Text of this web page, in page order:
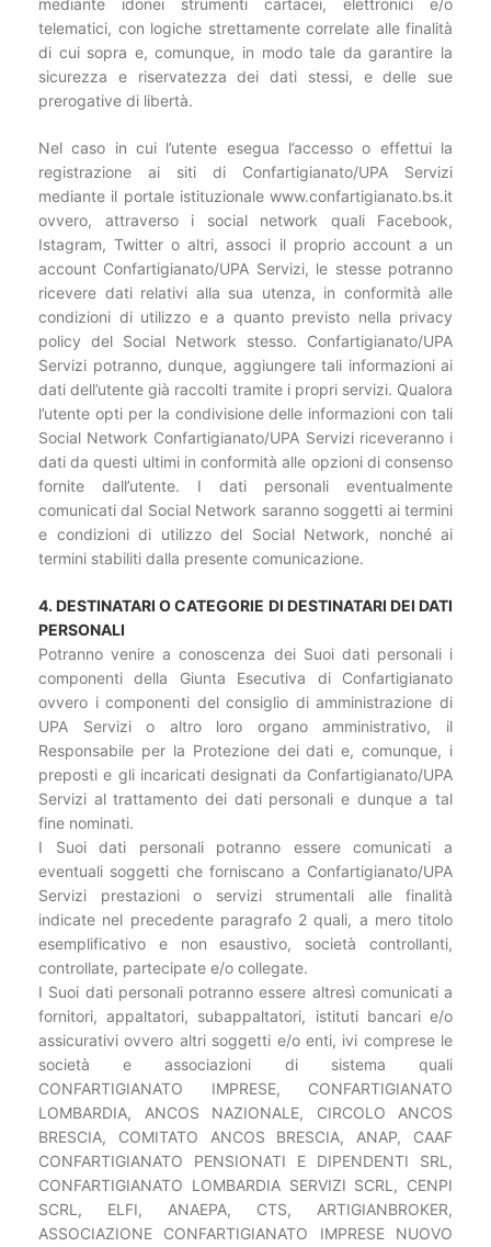
mediante idonei strumenti cartacei, elettronici e/o
telematici, con logiche strettamente correlate alle finalità
di cui sopra e, comunque, in modo tale da garantire la
sicurezza e riservatezza dei dati stessi, e delle sue
prerogative di libertà.
Nel caso in cui l’utente esegua l’accesso o effettui la
registrazione ai siti di Confartigianato/UPA Servizi
mediante il portale istituzionale www.confartigianato.bs.it
ovvero, attraverso i social network quali Facebook,
Istagram, Twitter o altri, associ il proprio account a un
account Confartigianato/UPA Servizi, le stesse potranno
ricevere dati relativi alla sua utenza, in conformità alle
condizioni di utilizzo e a quanto previsto nella privacy
policy del Social Network stesso. Confartigianato/UPA
Servizi potranno, dunque, aggiungere tali informazioni ai
dati dell’utente già raccolti tramite i propri servizi. Qualora
l’utente opti per la condivisione delle informazioni con tali
Social Network Confartigianato/UPA Servizi riceveranno i
dati da questi ultimi in conformità alle opzioni di consenso
fornite dall’utente. I dati personali eventualmente
comunicati dal Social Network saranno soggetti ai termini
e condizioni di utilizzo del Social Network, nonché ai
termini stabiliti dalla presente comunicazione.
4. DESTINATARI O CATEGORIE DI DESTINATARI DEI DATI
PERSONALI
Potranno venire a conoscenza dei Suoi dati personali i
componenti della Giunta Esecutiva di Confartigianato
ovvero i componenti del consiglio di amministrazione di
UPA Servizi o altro loro organo amministrativo, il
Responsabile per la Protezione dei dati e, comunque, i
preposti e gli incaricati designati da Confartigianato/UPA
Servizi al trattamento dei dati personali e dunque a tal
fine nominati.
I Suoi dati personali potranno essere comunicati a
eventuali soggetti che forniscano a Confartigianato/UPA
Servizi prestazioni o servizi strumentali alle finalità
indicate nel precedente paragrafo 2 quali, a mero titolo
esemplificativo e non esaustivo, società controllanti,
controllate, partecipate e/o collegate.
I Suoi dati personali potranno essere altresì comunicati a
fornitori, appaltatori, subappaltatori, istituti bancari e/o
assicurativi ovvero altri soggetti e/o enti, ivi comprese le
società e associazioni di sistema quali
CONFARTIGIANATO IMPRESE, CONFARTIGIANATO
LOMBARDIA, ANCOS NAZIONALE, CIRCOLO ANCOS
BRESCIA, COMITATO ANCOS BRESCIA, ANAP, CAAF
CONFARTIGIANATO PENSIONATI E DIPENDENTI SRL,
CONFARTIGIANATO LOMBARDIA SERVIZI SCRL, CENPI
SCRL, ELFI, ANAEPA, CTS, ARTIGIANBROKER,
ASSOCIAZIONE CONFARTIGIANATO IMPRESE NUOVO